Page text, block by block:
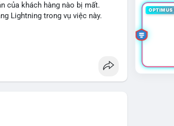
của khách hàng nào bị mất.
Lightning trong vụ việc này.
OPTIMUS